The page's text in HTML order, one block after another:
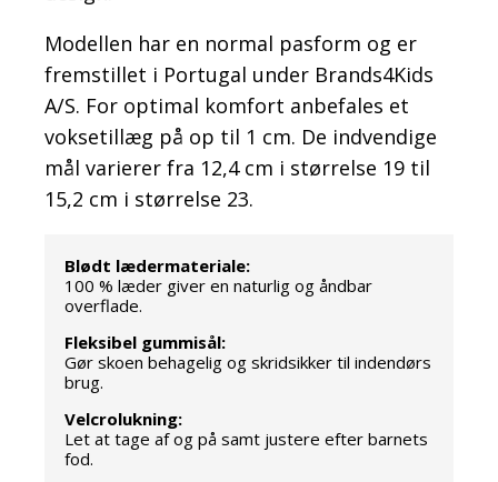
Modellen har en normal pasform og er
fremstillet i Portugal under Brands4Kids
A/S. For optimal komfort anbefales et
voksetillæg på op til 1 cm. De indvendige
mål varierer fra 12,4 cm i størrelse 19 til
15,2 cm i størrelse 23.
Blødt lædermateriale:
100 % læder giver en naturlig og åndbar
overflade.
Fleksibel gummisål:
Gør skoen behagelig og skridsikker til indendørs
brug.
Velcrolukning:
Let at tage af og på samt justere efter barnets
fod.